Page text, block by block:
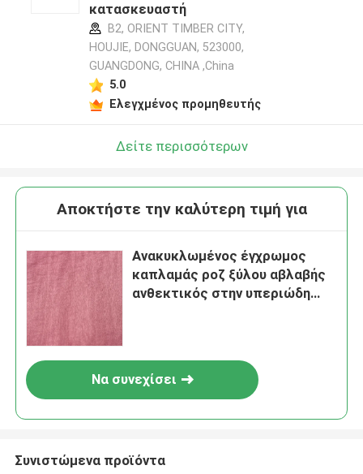
κατασκευαστή
B2, ORIENT TIMBER CITY,
HOUJIE, DONGGUAN, 523000,
GUANGDONG, CHINA ,China
5.0
Ελεγχμένος προμηθευτής
Δείτε περισσότερων
Αποκτήστε την καλύτερη τιμή για
Ανακυκλωμένος έγχρωμος
καπλαμάς ροζ ξύλου αβλαβής
ανθεκτικός στην υπεριώδη
Να συνεχίσει
Συνιστώμενα προϊόντα